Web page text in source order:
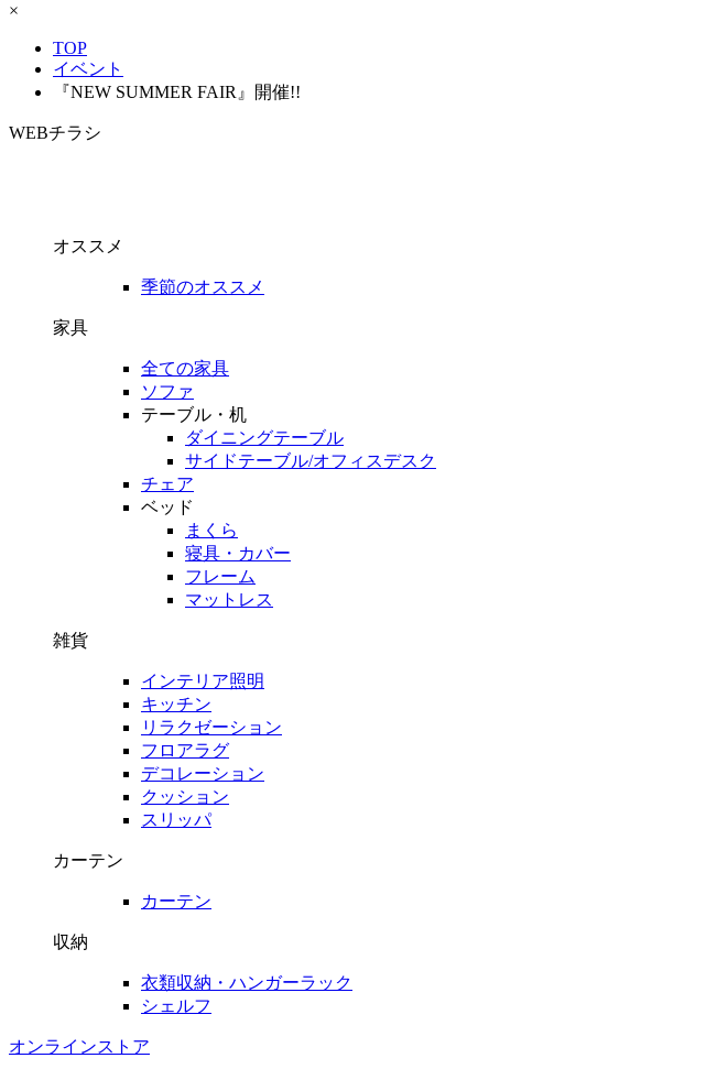
×
TOP
イベント
『NEW SUMMER FAIR』開催!!
WEBチラシ
オススメ
季節のオススメ
家具
全ての家具
ソファ
テーブル・机
ダイニングテーブル
サイドテーブル/オフィスデスク
チェア
ベッド
まくら
寝具・カバー
フレーム
マットレス
雑貨
インテリア照明
キッチン
リラクゼーション
フロアラグ
デコレーション
クッション
スリッパ
カーテン
カーテン
収納
衣類収納・ハンガーラック
シェルフ
オンラインストア